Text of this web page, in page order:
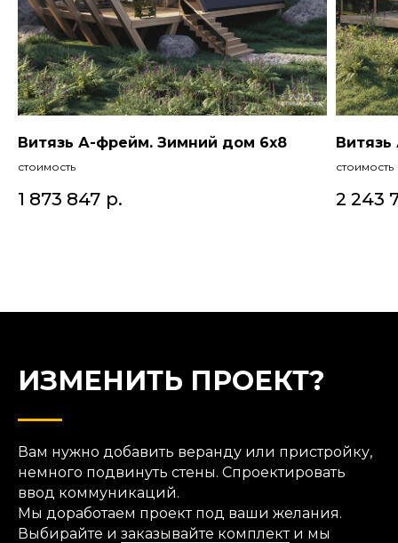
Витязь А-фрейм. Зимний дом 6х8
стоимость
1 873 847 р.
стоимость
2 243
ИЗМЕНИТЬ ПРОЕКТ?
Вам нужно добавить веранду или пристройку,
немного подвинуть стены. Спроектировать
ввод коммуникаций.
Мы доработаем проект под ваши желания.
Выбирайте и заказывайте комплекти мы